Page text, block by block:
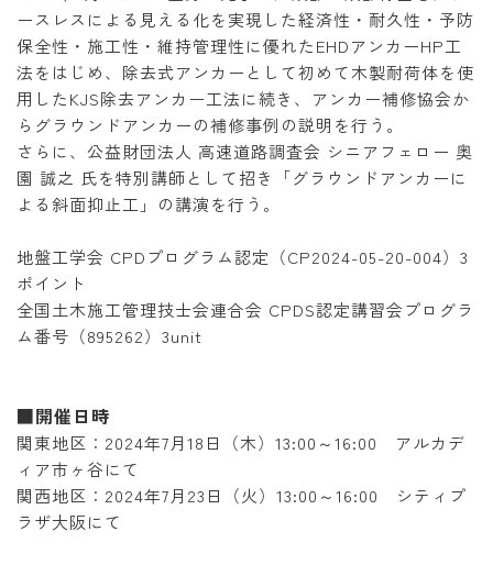
ースレスによる見える化を実現した経済性・耐久性・予防
保全性・施工性・維持管理性に優れたEHDアンカーHP工
法をはじめ、除去式アンカーとして初めて木製耐荷体を使
用したKJS除去アンカー工法に続き、アンカー補修協会か
らグラウンドアンカーの補修事例の説明を行う。
さらに、公益財団法人 高速道路調査会 シニアフェロー 奥
園 誠之 氏を特別講師として招き「グラウンドアンカーに
よる斜面抑止工」の講演を行う。
地盤工学会 CPDプログラム認定（CP2024-05-20-004）3
ポイント
全国土木施工管理技士会連合会 CPDS認定講習会プログラ
ム番号（895262）3unit
■開催日時
関東地区：2024年7月18日（木）13:00～16:00 アルカデ
ィア市ヶ谷にて
関西地区：2024年7月23日（火）13:00～16:00 シティプ
ラザ大阪にて